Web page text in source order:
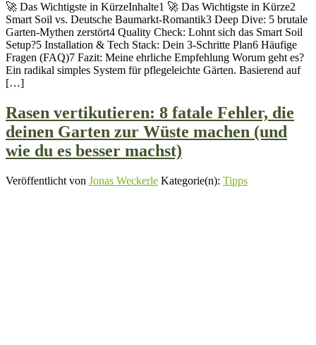
🚀 Das Wichtigste in KürzeInhalte1 🚀 Das Wichtigste in Kürze2
Smart Soil vs. Deutsche Baumarkt-Romantik3 Deep Dive: 5 brutale
Garten-Mythen zerstört4 Quality Check: Lohnt sich das Smart Soil
Setup?5 Installation & Tech Stack: Dein 3-Schritte Plan6 Häufige
Fragen (FAQ)7 Fazit: Meine ehrliche Empfehlung Worum geht es?
Ein radikal simples System für pflegeleichte Gärten. Basierend auf
[…]
Rasen vertikutieren: 8 fatale Fehler, die
deinen Garten zur Wüste machen (und
wie du es besser machst)
Veröffentlicht von Jonas Weckerle Kategorie(n): Tipps